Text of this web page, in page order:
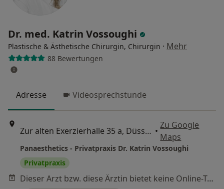
Dr. med. Katrin Vossoughi
Plastische & Ästhetische Chirurgin, Chirurgin · Mehr
88 Bewertungen
Adresse Videosprechstunde
Zur alten Exerzierhalle 35 a, Düsseldorf •
Zu Google
Maps
Panaesthetics - Privatpraxis Dr. Katrin Vossoughi
Privatpraxis
Dieser Arzt bzw. diese Ärztin bietet keine Online-Terminbuchung an diesem Standort an.